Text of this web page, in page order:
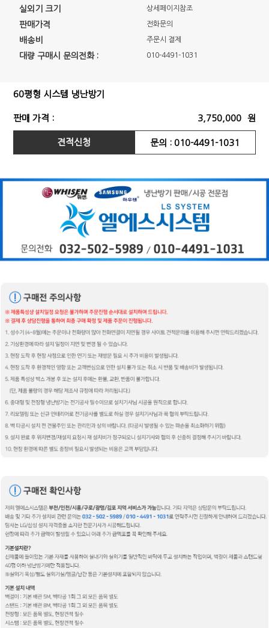
실외기 크기 상세페이지참조
판매가격 전화문의
배송비 주문시 결제
대량 구매시 문의전화 : 010-4491-1031
60평형 시스템 냉난방기
판매 가격 : 원
3,750,000
견적신청 문의 : 010-4491-1031